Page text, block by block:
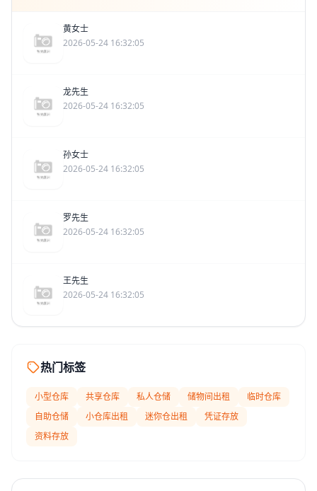
黄女士
2026-05-24 16:32:05
龙先生
2026-05-24 16:32:05
孙女士
2026-05-24 16:32:05
罗先生
2026-05-24 16:32:05
王先生
2026-05-24 16:32:05
热门标签
小型仓库 共享仓库 私人仓储 储物间出租
临时仓库
自助仓储
小仓库出租 迷你仓出租
凭证存放
资料存放